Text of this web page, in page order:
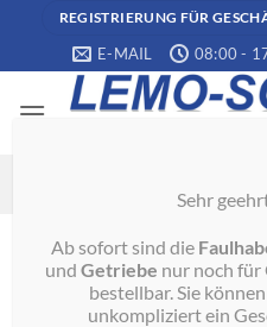
springen
REGISTRIERUNG FÜR
E-MAIL
08:00 -
Start /
Sehr
Ab sofort sind die
und Getriebe nur noch für
bestellbar. Sie
unkompliziert ein